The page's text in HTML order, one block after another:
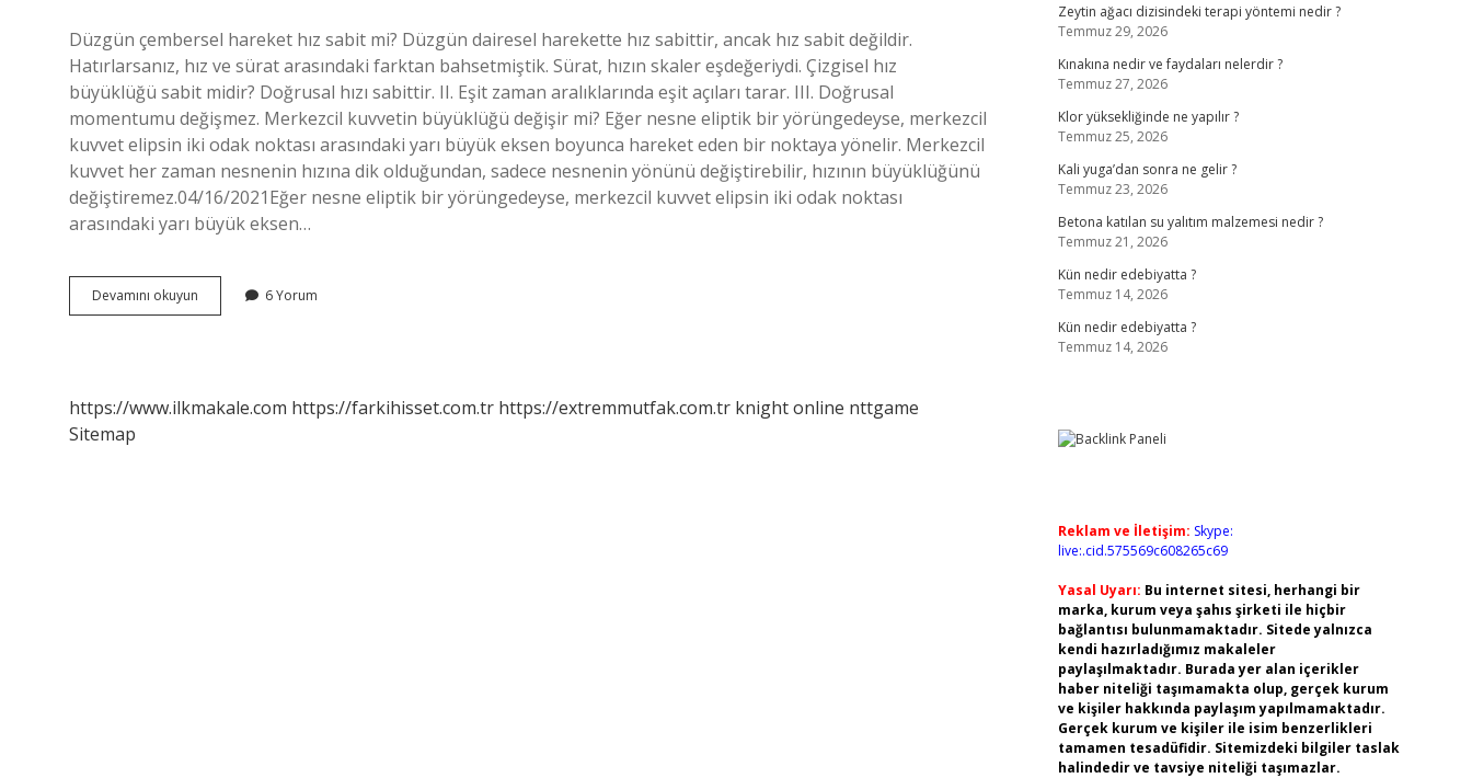
Düzgün çembersel hareket hız sabit mi? Düzgün dairesel harekette hız sabittir, ancak hız sabit değildir.
Hatırlarsanız, hız ve sürat arasındaki farktan bahsetmiştik. Sürat, hızın skaler eşdeğeriydi. Çizgisel hız
büyüklüğü sabit midir? Doğrusal hızı sabittir. II. Eşit zaman aralıklarında eşit açıları tarar. III. Doğrusal
momentumu değişmez. Merkezcil kuvvetin büyüklüğü değişir mi? Eğer nesne eliptik bir yörüngedeyse, merkezcil
kuvvet elipsin iki odak noktası arasındaki yarı büyük eksen boyunca hareket eden bir noktaya yönelir. Merkezcil
kuvvet her zaman nesnenin hızına dik olduğundan, sadece nesnenin yönünü değiştirebilir, hızının büyüklüğünü
değiştiremez.04/16/2021Eğer nesne eliptik bir yörüngedeyse, merkezcil kuvvet elipsin iki odak noktası
arasındaki yarı büyük eksen…
Devamını okuyun Çembersel
Harekette
6 Yorum
https://www.ilkmakale.com https://farkihisset.com.tr https://extremmutfak.com.tr knight online nttgame
Sitemap
Zeytin ağacı dizisindeki terapi yöntemi nedir ?
Temmuz 29, 2026
Kınakına nedir ve faydaları nelerdir ?
Temmuz 27, 2026
Klor yüksekliğinde ne yapılır ?
Temmuz 25, 2026
Kali yuga’dan sonra ne gelir ?
Temmuz 23, 2026
Betona katılan su yalıtım malzemesi nedir ?
Temmuz 21, 2026
Kün nedir edebiyatta ?
Temmuz 14, 2026
Kün nedir edebiyatta ?
Temmuz 14, 2026
Reklam ve İletişim: Skype:
live:.cid.575569c608265c69
Yasal Uyarı: Bu internet sitesi, herhangi bir
marka, kurum veya şahıs şirketi ile hiçbir
bağlantısı bulunmamaktadır. Sitede yalnızca
kendi hazırladığımız makaleler
paylaşılmaktadır. Burada yer alan içerikler
haber niteliği taşımamakta olup, gerçek kurum
ve kişiler hakkında paylaşım yapılmamaktadır.
Gerçek kurum ve kişiler ile isim benzerlikleri
tamamen tesadüfidir. Sitemizdeki bilgiler taslak
halindedir ve tavsiye niteliği taşımazlar.